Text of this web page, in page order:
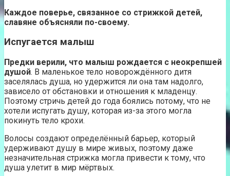
Каждое поверье, связанное со стрижкой детей,
славяне объясняли по-своему.
Испугается малыш
Предки верили, что малыш рождается с неокрепшей
душой. В маленькое тело новорождённого дитя
заселялась душа, но удержится ли она там надолго,
зависело от обстановки и отношения к младенцу.
Поэтому стричь детей до года боялись потому, что не
хотели испугать душу, которая из-за этого могла
покинуть тело крохи.
Волосы создают определённый барьер, который
удерживают душу в мире живых, поэтому даже
незначительная стрижка могла привести к тому, что
душа улетит в мир мёртвых.